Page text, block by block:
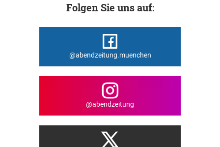
Folgen Sie uns auf:
@abendzeitung.muenchen
@abendzeitung